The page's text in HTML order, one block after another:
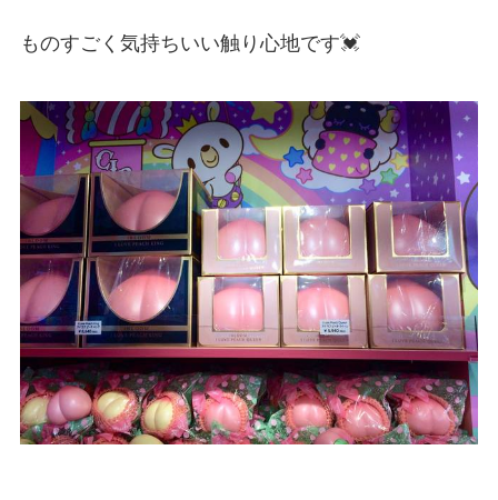
ものすごく気持ちいい触り心地です💓